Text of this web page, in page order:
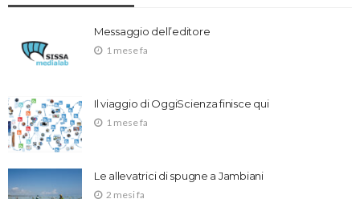
Messaggio dell’editore
1 mese fa
Il viaggio di OggiScienza finisce qui
1 mese fa
Le allevatrici di spugne a Jambiani
2 mesi fa